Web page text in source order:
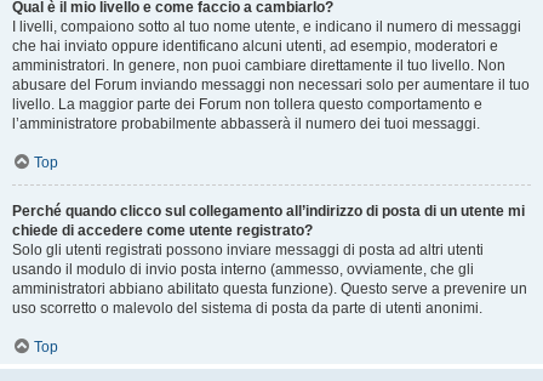
Qual è il mio livello e come faccio a cambiarlo?
I livelli, compaiono sotto al tuo nome utente, e indicano il numero di messaggi
che hai inviato oppure identificano alcuni utenti, ad esempio, moderatori e
amministratori. In genere, non puoi cambiare direttamente il tuo livello. Non
abusare del Forum inviando messaggi non necessari solo per aumentare il tuo
livello. La maggior parte dei Forum non tollera questo comportamento e
l’amministratore probabilmente abbasserà il numero dei tuoi messaggi.
Top
Perché quando clicco sul collegamento all’indirizzo di posta di un utente mi
chiede di accedere come utente registrato?
Solo gli utenti registrati possono inviare messaggi di posta ad altri utenti
usando il modulo di invio posta interno (ammesso, ovviamente, che gli
amministratori abbiano abilitato questa funzione). Questo serve a prevenire un
uso scorretto o malevolo del sistema di posta da parte di utenti anonimi.
Top